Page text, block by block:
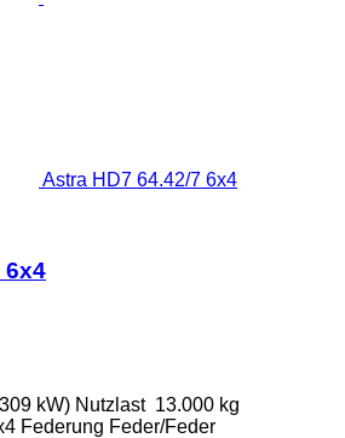
Astra HD7 64.42/7 6x4
6x4
kW) Nutzlast 13.000 kg
Federung Feder/Feder